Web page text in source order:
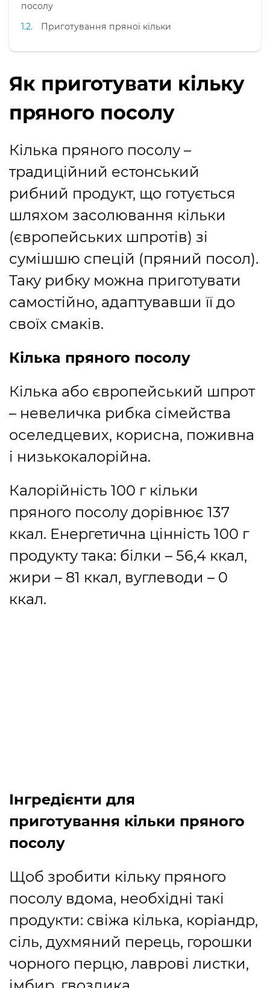
посолу
Приготування пряної кільки
Як приготувати кільку
пряного посолу
Кілька пряного посолу –
традиційний естонський
рибний продукт, що готується
шляхом засолювання кільки
(європейських шпротів) зі
сумішшю спецій (пряний посол).
Таку рибку можна приготувати
самостійно, адаптувавши її до
своїх смаків.
Кілька пряного посолу
Кілька або європейський шпрот
– невеличка рибка сімейства
оселедцевих, корисна, поживна
і низькокалорійна.
Калорійність 100 г кільки
пряного посолу дорівнює 137
ккал. Енергетична цінність 100 г
продукту така: білки – 56,4 ккал,
жири – 81 ккал, вуглеводи – 0
ккал.
Інгредієнти для
приготування кільки пряного
посолу
Щоб зробити кільку пряного
посолу вдома, необхідні такі
продукти: свіжа кілька, коріандр,
сіль, духмяний перець, горошки
чорного перцю, лаврові листки,